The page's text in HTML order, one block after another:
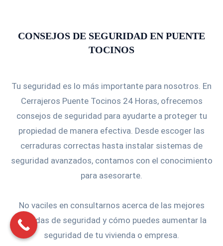
CONSEJOS DE SEGURIDAD EN PUENTE
TOCINOS
Tu seguridad es lo más importante para nosotros. En
Cerrajeros Puente Tocinos 24 Horas, ofrecemos
consejos de seguridad para ayudarte a proteger tu
propiedad de manera efectiva. Desde escoger las
cerraduras correctas hasta instalar sistemas de
seguridad avanzados, contamos con el conocimiento
para asesorarte.
No vaciles en consultarnos acerca de las mejores
medidas de seguridad y cómo puedes aumentar la
seguridad de tu vivienda o empresa.